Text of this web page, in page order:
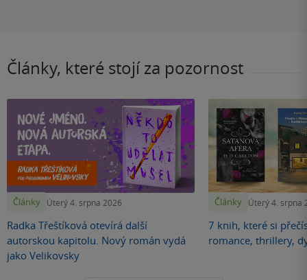
Články, které stojí za pozornost
Články Úterý 4. srpna 2026
Radka Třeštíková otevírá další
autorskou kapitolu. Nový román vydá
jako Velikovsky
Články Úterý 4. srpna
7 knih, které si
romance, thrillery,